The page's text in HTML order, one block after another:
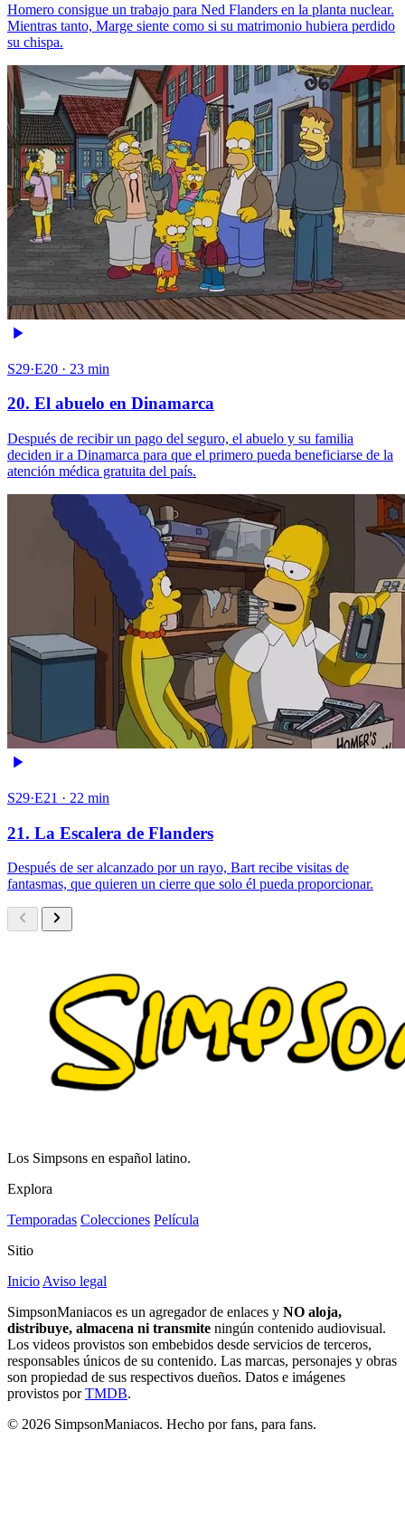
Homero consigue un trabajo para Ned Flanders en la planta nuclear.
Mientras tanto, Marge siente como si su matrimonio hubiera perdido
su chispa.
S29·E20 · 23 min
20. El abuelo en Dinamarca
Después de recibir un pago del seguro, el abuelo y su familia
deciden ir a Dinamarca para que el primero pueda beneficiarse de la
atención médica gratuita del país.
S29·E21 · 22 min
21. La Escalera de Flanders
Después de ser alcanzado por un rayo, Bart recibe visitas de
fantasmas, que quieren un cierre que solo él pueda proporcionar.
Los Simpsons en español latino.
Explora
Temporadas Colecciones Película
Sitio
InicioAviso legal
SimpsonManiacos es un agregador de enlaces y NO aloja,
distribuye, almacena ni transmite ningún contenido audiovisual.
Los videos provistos son embebidos desde servicios de terceros,
responsables únicos de su contenido. Las marcas, personajes y obras
son propiedad de sus respectivos dueños. Datos e imágenes
provistos porTMDB.
© 2026 SimpsonManiacos. Hecho por fans, para fans.